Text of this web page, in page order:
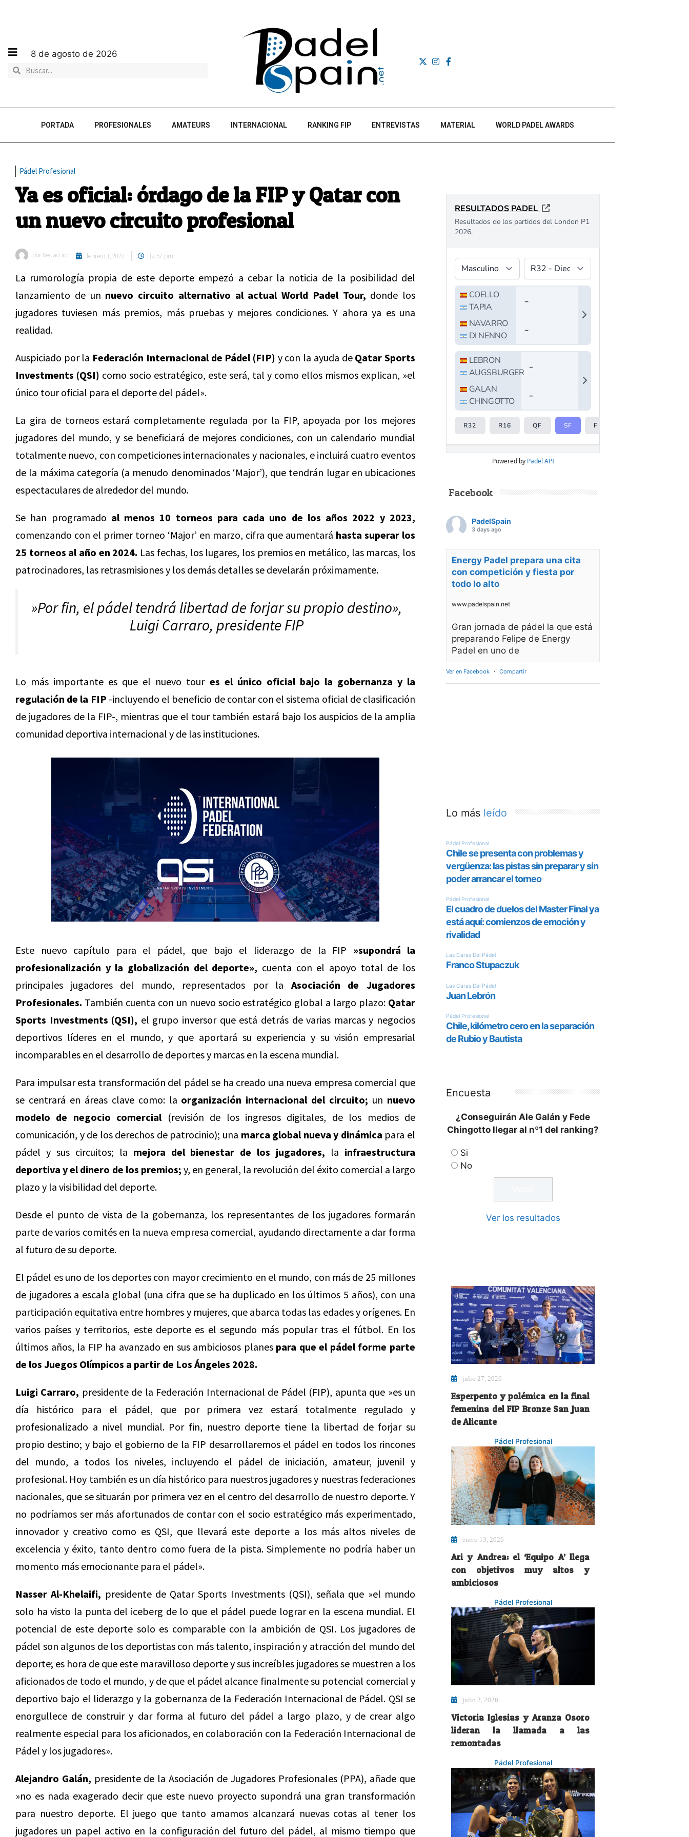
8 de agosto de 2026
PORTADA PROFESIONALES AMATEURS INTERNACIONAL RANKING FIP ENTREVISTAS MATERIAL WORLD PADEL AWARDS
Pádel Profesional
Ya es oficial: órdago de la FIP y Qatar con
un nuevo circuito profesional
por Redaccion febrero 1, 2022 12:57 pm
La rumorología propia de este deporte empezó a cebar la noticia de la posibilidad del
lanzamiento de un nuevo circuito alternativo al actual World Padel Tour, donde los
jugadores tuviesen más premios, más pruebas y mejores condiciones. Y ahora ya es una
realidad.
Auspiciado por la Federación Internacional de Pádel (FIP) y con la ayuda de Qatar Sports
Investments (QSI) como socio estratégico, este será, tal y como ellos mismos explican, »el
único tour oficial para el deporte del pádel».
La gira de torneos estará completamente regulada por la FIP, apoyada por los mejores
jugadores del mundo, y se beneficiará de mejores condiciones, con un calendario mundial
totalmente nuevo, con competiciones internacionales y nacionales, e incluirá cuatro eventos
de la máxima categoría (a menudo denominados ‘Major’), que tendrán lugar en ubicaciones
espectaculares de alrededor del mundo.
Se han programado al menos 10 torneos para cada uno de los años 2022 y 2023,
comenzando con el primer torneo ‘Major’ en marzo, cifra que aumentará hasta superar los
25 torneos al año en 2024. Las fechas, los lugares, los premios en metálico, las marcas, los
patrocinadores, las retrasmisiones y los demás detalles se develarán próximamente.
»Por fin, el pádel tendrá libertad de forjar su propio destino»,
Luigi Carraro, presidente FIP
Lo más importante es que el nuevo tour es el único oficial bajo la gobernanza y la
regulación de la FIP -incluyendo el beneficio de contar con el sistema oficial de clasificación
de jugadores de la FIP-, mientras que el tour también estará bajo los auspicios de la amplia
comunidad deportiva internacional y de las instituciones.
Este nuevo capítulo para el pádel, que bajo el liderazgo de la FIP »supondrá la
profesionalización y la globalización del deporte», cuenta con el apoyo total de los
principales jugadores del mundo, representados por la Asociación de Jugadores
Profesionales. También cuenta con un nuevo socio estratégico global a largo plazo: Qatar
Sports Investments (QSI), el grupo inversor que está detrás de varias marcas y negocios
deportivos líderes en el mundo, y que aportará su experiencia y su visión empresarial
incomparables en el desarrollo de deportes y marcas en la escena mundial.
Para impulsar esta transformación del pádel se ha creado una nueva empresa comercial que
se centrará en áreas clave como: la organización internacional del circuito; un nuevo
modelo de negocio comercial(revisión de los ingresos digitales, de los medios de
comunicación, y de los derechos de patrocinio); una marca global nueva y dinámica para el
pádel y sus circuitos; la mejora del bienestar de los jugadores, la infraestructura
deportiva y el dinero de los premios; y, en general, la revolución del éxito comercial a largo
plazo y la visibilidad del deporte.
Desde el punto de vista de la gobernanza, los representantes de los jugadores formarán
parte de varios comités en la nueva empresa comercial, ayudando directamente a dar forma
al futuro de su deporte.
El pádel es uno de los deportes con mayor crecimiento en el mundo, con más de 25 millones
de jugadores a escala global (una cifra que se ha duplicado en los últimos 5 años), con una
participación equitativa entre hombres y mujeres, que abarca todas las edades y orígenes. En
varios países y territorios, este deporte es el segundo más popular tras el fútbol. En los
últimos años, la FIP ha avanzado en sus ambiciosos planes para que el pádel forme parte
de los Juegos Olímpicos a partir de Los Ángeles 2028.
Luigi Carraro, presidente de la Federación Internacional de Pádel (FIP), apunta que »es un
día histórico para el pádel, que por primera vez estará totalmente regulado y
profesionalizado a nivel mundial. Por fin, nuestro deporte tiene la libertad de forjar su
propio destino; y bajo el gobierno de la FIP desarrollaremos el pádel en todos los rincones
del mundo, a todos los niveles, incluyendo el pádel de iniciación, amateur, juvenil y
profesional. Hoy también es un día histórico para nuestros jugadores y nuestras federaciones
nacionales, que se situarán por primera vez en el centro del desarrollo de nuestro deporte. Y
no podríamos ser más afortunados de contar con el socio estratégico más experimentado,
innovador y creativo como es QSI, que llevará este deporte a los más altos niveles de
excelencia y éxito, tanto dentro como fuera de la pista. Simplemente no podría haber un
momento más emocionante para el pádel».
Nasser Al-Khelaifi, presidente de Qatar Sports Investments (QSI), señala que »el mundo
solo ha visto la punta del iceberg de lo que el pádel puede lograr en la escena mundial. El
potencial de este deporte solo es comparable con la ambición de QSI. Los jugadores de
pádel son algunos de los deportistas con más talento, inspiración y atracción del mundo del
deporte; es hora de que este maravilloso deporte y sus increíbles jugadores se muestren a los
aficionados de todo el mundo, y de que el pádel alcance finalmente su potencial comercial y
deportivo bajo el liderazgo y la gobernanza de la Federación Internacional de Pádel. QSI se
enorgullece de construir y dar forma al futuro del pádel a largo plazo, y de crear algo
realmente especial para los aficionados, en colaboración con la Federación Internacional de
Pádel y los jugadores».
Alejandro Galán, presidente de la Asociación de Jugadores Profesionales (PPA), añade que
»no es nada exagerado decir que este nuevo proyecto supondrá una gran transformación
para nuestro deporte. El juego que tanto amamos alcanzará nuevas cotas al tener los
jugadores un papel activo en la configuración del futuro del pádel, al mismo tiempo que
Powered by Padel API
Facebook
PadelSpain
3 days ago
Energy Padel prepara una cita
con competición y fiesta por
todo lo alto
www.padelspain.net
Gran jornada de pádel la que está
preparando Felipe de Energy
Padel en uno de
Ver en Facebook · Compartir
Lo más leído
Encuesta
¿Conseguirán Ale Galán y Fede
Chingotto llegar al nº1 del ranking?
Si
No
Ver los resultados
julio 27, 2026
Esperpento y polémica en la final
femenina del FIP Bronze San Juan
de Alicante
Pádel Profesional
enero 13, 2026
Ari y Andrea: el ‘Equipo A’ llega
con objetivos muy altos y
ambiciosos
Pádel Profesional
julio 2, 2026
Victoria Iglesias y Aranza Osoro
lideran la llamada a las
remontadas
Pádel Profesional